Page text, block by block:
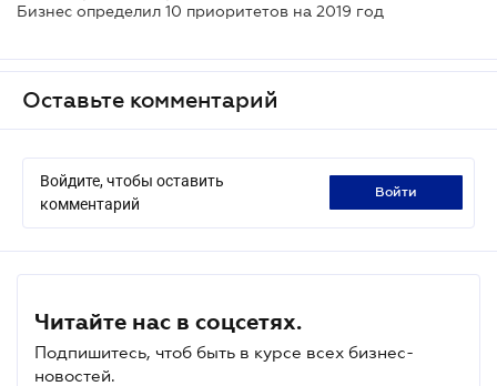
Бизнес определил 10 приоритетов на 2019 год
Оставьте комментарий
Войдите, чтобы оставить
комментарий
войти
Читайте нас в соцсетях.
Подпишитесь, чтоб быть в курсе всех бизнес-
новостей.